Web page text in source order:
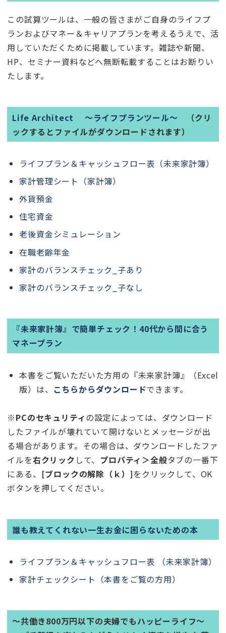
この試算ツールは、一般の皆さまがご自身のライフプ
ランおよびマネー＆キャリアプランを考えるうえで、活
用していただくために掲載しています。雑誌や新聞、
HP、セミナー資料などへ無断転載することはお断りい
たします。
Life Architect ～ライフプランツール～ （クリ
ックするとファイルがダウンロードされます）
ライフプラン＆キャッシュフロー表（未来家計簿）
家計管理シート（家計簿）
外貨預金
住宅資金
老後資金シミュレーション
在職老齢年金
家計のバランスチェック_子あり
家計のバランスチェック_子なし
『未来家計簿』で簡単チェック！40代から間に合う
マネープラン
本書をご覧いただいた方用の『未来家計簿』（Excel
版）は、 こちらからダウンロードできます。
※PCのセキュリティの設定によっては、ダウンロード
したファイルが壊れていて開けないとメッセージが出
る場合があります。その場合は、ダウンロードしたファ
イルを右クリック して、 プロパティ＞全般タブの一番下
にある、 [ブロックの解除（ｋ）]をクリックして、OK
ボタンを押してください。
誰も教えてくれない一生お金に困らないための本
ライフプラン＆キャッシュフロー表 （未来家計簿）
家計チェックシート（本書をご覧の方用）
～共働き800万円以下の夫婦でもハッピーライフ～